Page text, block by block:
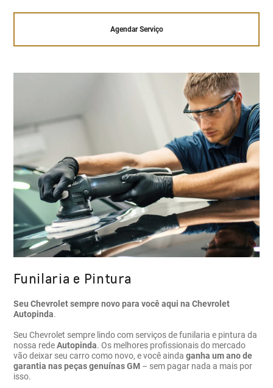
Agendar Serviço
Funilaria e Pintura
Seu Chevrolet sempre novo para você aqui na Chevrolet
Autopinda.
Seu Chevrolet sempre lindo com serviços de funilaria e pintura da
nossa redeAutopinda. Os melhores profissionais do mercado
vão deixar seu carro como novo, e você aindaganha um ano de
garantia nas peças genuínas GM – sem pagar nada a mais por
isso.